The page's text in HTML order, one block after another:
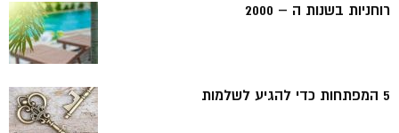
רוחניות בשנות ה – 2000
5 המפתחות כדי להגיע לשלמות